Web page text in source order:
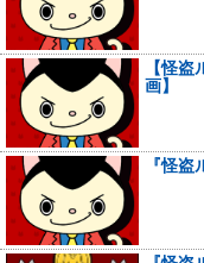
【怪
画】
『怪